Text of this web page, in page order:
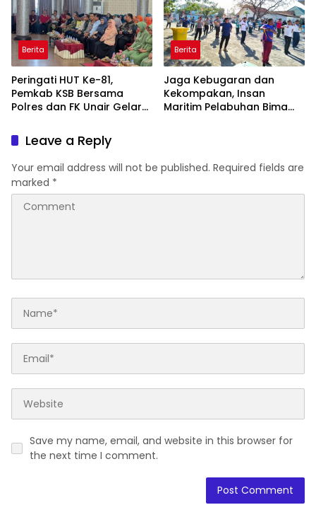
Berita
Peringati HUT Ke-81,
Pemkab KSB Bersama
Polres dan FK Unair Gelar
Hari Pertama Kehidupan”
Berita
Jaga Kebugaran dan
Kekompakan, Insan
Maritim Pelabuhan Bima
Leave a Reply
Your email address will not be published. Required fields are
marked *
Save my name, email, and website in this browser for
the next time I comment.